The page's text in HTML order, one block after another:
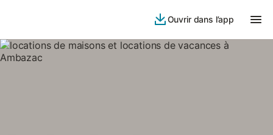
Ouvrir dans l’app